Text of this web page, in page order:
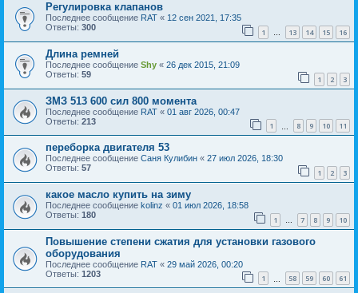
Регулировка клапанов
Последнее сообщение RAT « 12 сен 2021, 17:35
Ответы: 300 1 … 13 14 15 16
Длина ремней
Последнее сообщение Shy « 26 дек 2015, 21:09
Ответы: 59 1 2 3
ЗМЗ 513 600 сил 800 момента
Последнее сообщение RAT « 01 авг 2026, 00:47
Ответы: 213 1 8 9 10 11
переборка двигателя 53
Последнее сообщение Саня Кулибин « 27 июл 2026, 18:30
Ответы: 57 1 2 3
какое масло купить на зиму
Последнее сообщение kolinz « 01 июл 2026, 18:58
Ответы: 180 1 7 8 9 10
Повышение степени сжатия для установки газового
оборудования
Последнее сообщение RAT « 29 май 2026, 00:20
Ответы: 1203 1 58 59 60 61